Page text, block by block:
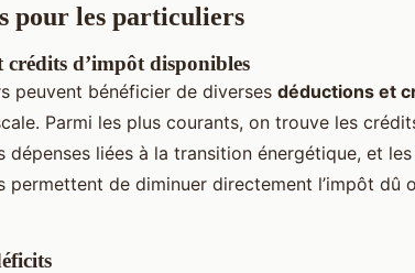
pour les particuliers
crédits d’impôt disponibles
peuvent bénéficier de diverses déductions et
Parmi les plus courants, on trouve les
dépenses liées à la transition énergétique, et
permettent de diminuer directement l’impôt dû